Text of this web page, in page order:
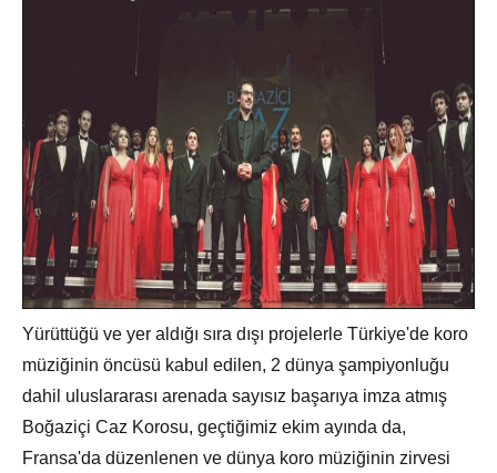
Yürüttüğü ve yer aldığı sıra dışı projelerle Türkiye'de koro
müziğinin öncüsü kabul edilen, 2 dünya şampiyonluğu
dahil uluslararası arenada sayısız başarıya imza atmış
Boğaziçi Caz Korosu, geçtiğimiz ekim ayında da,
Fransa'da düzenlenen ve dünya koro müziğinin zirvesi